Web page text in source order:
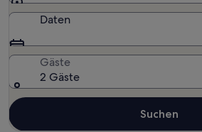
Daten
Gäste
2 Gäste
Suchen